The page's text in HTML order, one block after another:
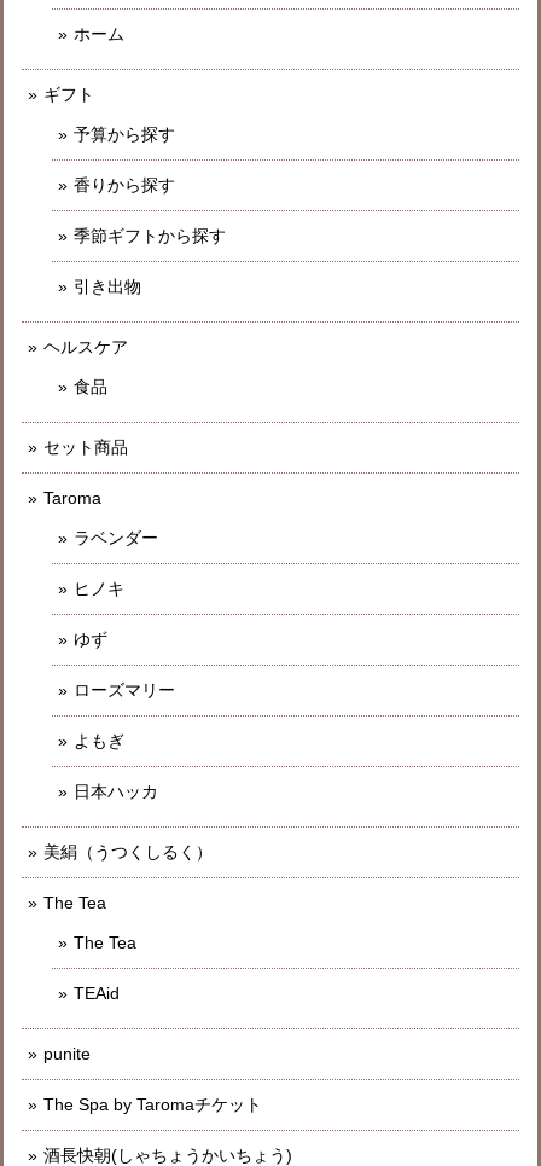
ホーム
ギフト
予算から探す
香りから探す
季節ギフトから探す
引き出物
ヘルスケア
食品
セット商品
Taroma
ラベンダー
ヒノキ
ゆず
ローズマリー
よもぎ
日本ハッカ
美絹（うつくしるく）
The Tea
The Tea
TEAid
punite
The Spa by Taromaチケット
酒長快朝(しゃちょうかいちょう)